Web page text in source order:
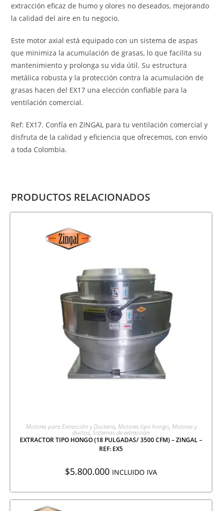
extracción eficaz de humo y olores no deseados, mejorando
la calidad del aire en tu negocio.
Este motor axial está equipado con un sistema de aspas
que minimiza la acumulación de grasas, lo que facilita su
mantenimiento y prolonga su vida útil. Su estructura
metálica robusta y la protección contra la acumulación de
grasas hacen del EX17 una elección confiable para la
ventilación comercial.
Ref: EX17. Confía en ZINGAL para tu ventilación comercial y
disfruta de la calidad y eficiencia que ofrecemos, con envío
a toda Colombia.
PRODUCTOS RELACIONADOS
AGREGAR A COTIZACIÓN
Motores para Extracción y Ducteria, Motores tipo hongo, Motores y
ductos, Sistemas de extracción
EXTRACTOR TIPO HONGO (18 PULGADAS/ 3500 CFM) – ZINGAL –
REF: EX5
$5.800.000 INCLUIDO IVA